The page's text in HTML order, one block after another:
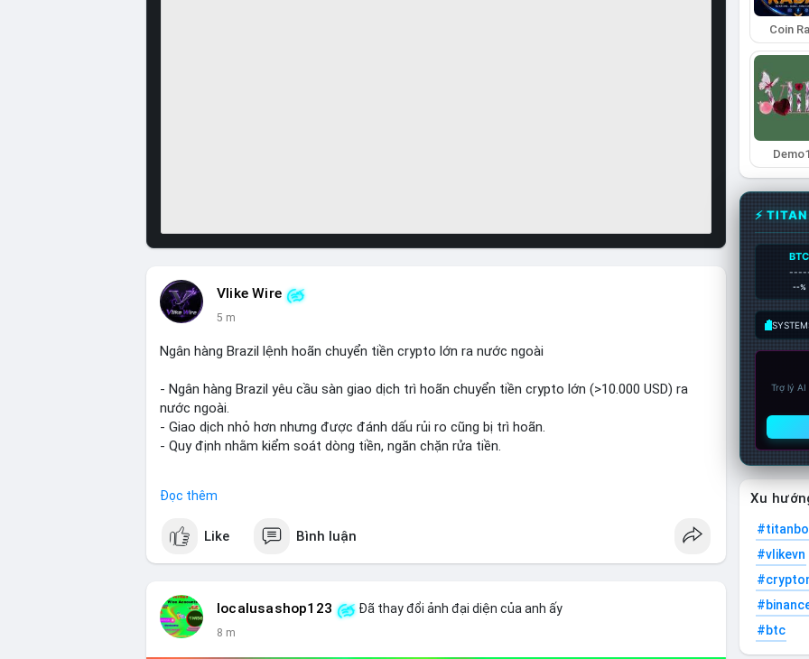
Vlike Wire
5 m
Ngân hàng Brazil lệnh hoãn chuyển tiền crypto lớn ra nước ngoài
- Ngân hàng Brazil yêu cầu sàn giao dịch trì hoãn chuyển tiền crypto lớn (>10.000 USD) ra
nước ngoài.
- Giao dịch nhỏ hơn nhưng được đánh dấu rủi ro cũng bị trì hoãn.
- Quy định nhằm kiểm soát dòng tiền, ngăn chặn rửa tiền.
#vlikevn #titanbot
📰 Nguồn: CoinDesk
Đọc thêm
Like Bình luận
localusashop123 Đã thay đổi ảnh đại diện của anh ấy
8 m
Coin
⚡
BTC
--%
Trợ lý
Xu
#vlikevn
#btc